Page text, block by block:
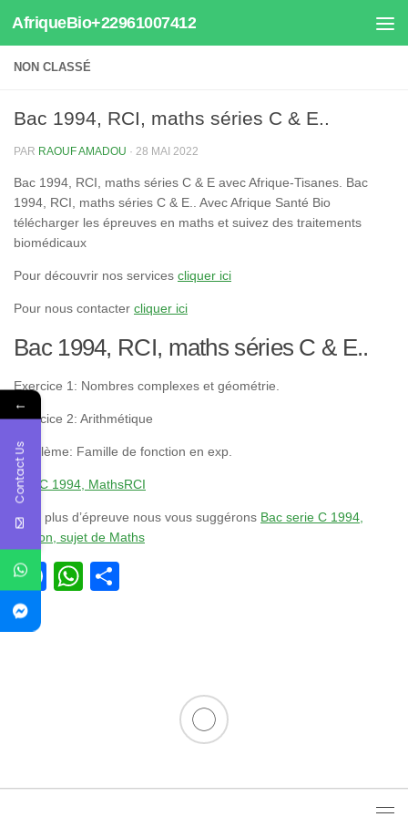
Au dessous du contenu
AfriqueBio+22961007412
NON CLASSÉ
Bac 1994, RCI, maths séries C & E..
PAR RAOUF AMADOU · 28 MAI 2022
Bac 1994, RCI, maths séries C & E avec Afrique-Tisanes. Bac
1994, RCI, maths séries C & E.. Avec Afrique Santé Bio
télécharger les épreuves en maths et suivez des traitements
biomédicaux
Pour découvrir nos services cliquer ici
Pour nous contacter cliquer ici
Bac 1994, RCI, maths séries C & E..
Exercice 1: Nombres complexes et géométrie.
Exercice 2: Arithmétique
Problème: Famille de fonction en exp.
Bac C 1994, MathsRCI
Pour plus d’épreuve nous vous suggérons Bac serie C 1994,
Gabon, sujet de Maths
Facebook
WhatsApp
←
Contact Us